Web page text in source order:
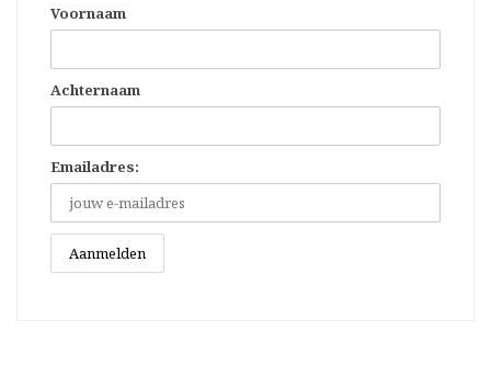
Voornaam
Achternaam
Emailadres: